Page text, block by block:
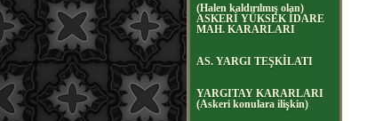
(Halen kaldırılmış olan)
ASKERİ YÜKSEK İDARE
MAH. KARARLARI
AS. YARGI TEŞKİLATI
YARGITAY KARARLARI
(Askeri konulara ilişkin)